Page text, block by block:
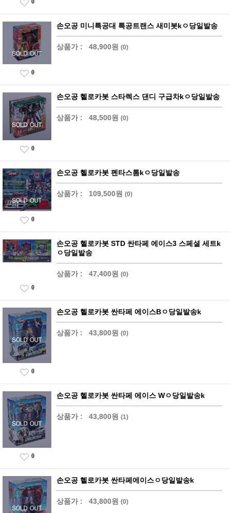
손오공 미니특공대 특공트랜스 새미봇kㅇ당일발송
상품가 : 48,900원 (0)
0
손오공 헬로카봇 스타렉스 댄디 구급차kㅇ당일발송
상품가 : 48,500원 (0)
0
손오공 헬로카봇 펜타스톰kㅇ당일발송
상품가 : 109,500원 (0)
0
손오공 헬로카봇 STD 싼타페 에이스3 스페셜 세트k
ㅇ당일발송
상품가 : 47,400원 (0)
0
손오공 헬로카봇 싼타페 에이스Bㅇ당일발송k
상품가 : 43,800원 (0)
0
손오공 헬로카봇 싼타페 에이스 Wㅇ당일발송k
상품가 : 43,800원 (1)
0
손오공 헬로카봇 싼타페에이스ㅇ당일발송k
상품가 : 43,800원 (0)